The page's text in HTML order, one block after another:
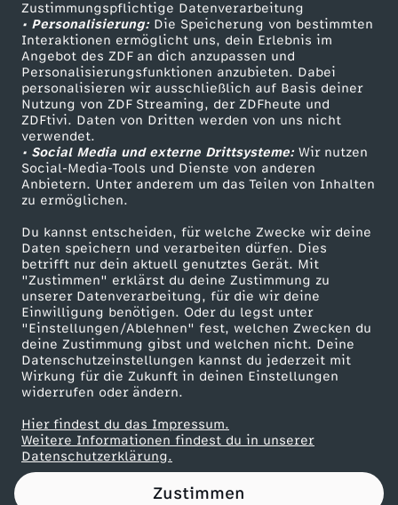
Zustimmungspflichtige Datenverarbeitung
• Personalisierung:Die Speicherung von bestimmten
Interaktionen ermöglicht uns, dein Erlebnis im
Angebot des ZDF an dich anzupassen und
Personalisierungsfunktionen anzubieten. Dabei
personalisieren wir ausschließlich auf Basis deiner
Nutzung von ZDF Streaming, der ZDFheute und
ZDFtivi. Daten von Dritten werden von uns nicht
verwendet.
• Social Media und externe Drittsysteme:Wir nutzen
Social-Media-Tools und Dienste von anderen
Anbietern. Unter anderem um das Teilen von Inhalten
zu ermöglichen.
Du kannst entscheiden, für welche Zwecke wir deine
Daten speichern und verarbeiten dürfen. Dies
betrifft nur dein aktuell genutztes Gerät. Mit
"Zustimmen" erklärst du deine Zustimmung zu
unserer Datenverarbeitung, für die wir deine
Einwilligung benötigen. Oder du legst unter
"Einstellungen/Ablehnen" fest, welchen Zwecken du
deine Zustimmung gibst und welchen nicht. Deine
Datenschutzeinstellungen kannst du jederzeit mit
Wirkung für die Zukunft in deinen Einstellungen
widerrufen oder ändern.
Hier findest du das Impressum.
Weitere Informationen findest du in unserer
Datenschutzerklärung.
Zustimmen
Livestreams
Sendungen A-Z
TV-Programm
Zuschauerservice
Hilfe
ZDF Unternehmen
Karriere
ZDF goes Schule
Werbefernsehen
Mainzelmännchen
Partner